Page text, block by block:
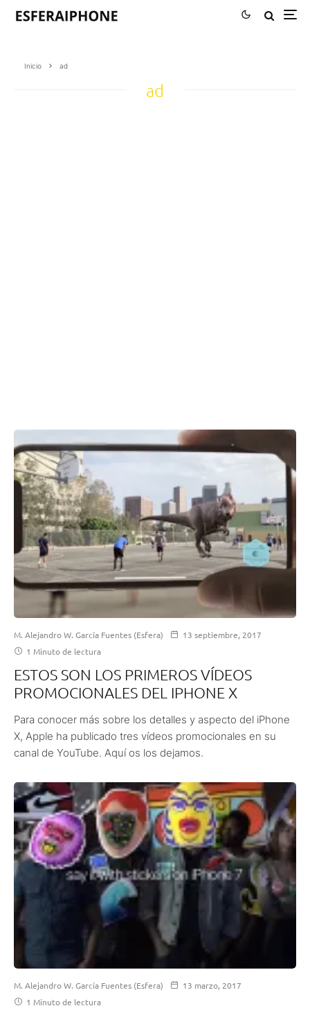
Inicio ad
ad
M. Alejandro W. García Fuentes (Esfera)
13 septiembre, 2017
1 Minuto de lectura
ESTOS SON LOS PRIMEROS VÍDEOS
PROMOCIONALES DEL IPHONE X
Para conocer más sobre los detalles y aspecto del iPhone
X, Apple ha publicado tres vídeos promocionales en su
canal de YouTube. Aquí os los dejamos.
M. Alejandro W. García Fuentes (Esfera)
13 marzo, 2017
1 Minuto de lectura